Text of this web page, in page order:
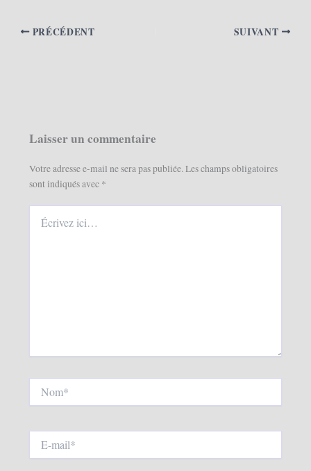
PRÉCÉDENT SUIVANT
Laisser un commentaire
Votre adresse e-mail ne sera pas publiée.Les champs obligatoires
sont indiqués avec *
ici…
mail*